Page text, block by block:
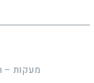
מעקות –